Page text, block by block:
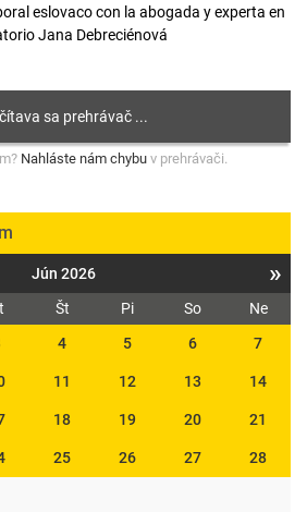
eslovaco con la abogada y experta en
Jana Debreciénová
Nahláste nám chybu v prehrávači.
Jún 2026 »
Št Pi So
Ne
4 5 6 7
11 12 13 14
18 19 20 21
25 26 27 28